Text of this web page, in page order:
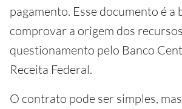
pagamento. Esse documento é a
comprovar a origem dos
questionamento pelo Banco
Receita Federal.
O contrato pode ser simples,